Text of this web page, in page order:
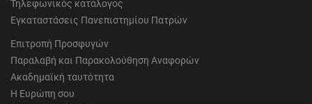
Τηλεφωνικός κατάλογος
Εγκαταστάσεις Πανεπιστημίου Πατρών
Επιτροπή Προσφυγών
Παραλαβή και Παρακολούθηση Αναφορών
Ακαδημαϊκή ταυτότητα
Η Ευρώπη σου